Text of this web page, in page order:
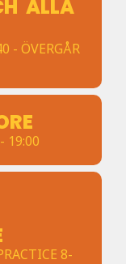
ALLA
- ÖVERGÅR
19:00
8-